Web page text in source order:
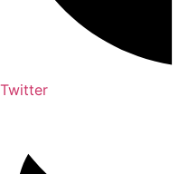
Twitter